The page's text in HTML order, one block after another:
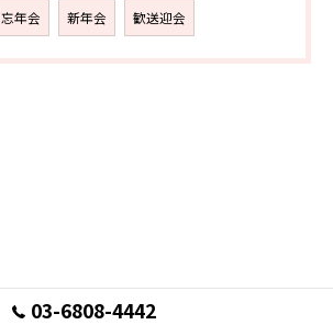
忘年会 新年会 歓送迎会
03-6808-4442